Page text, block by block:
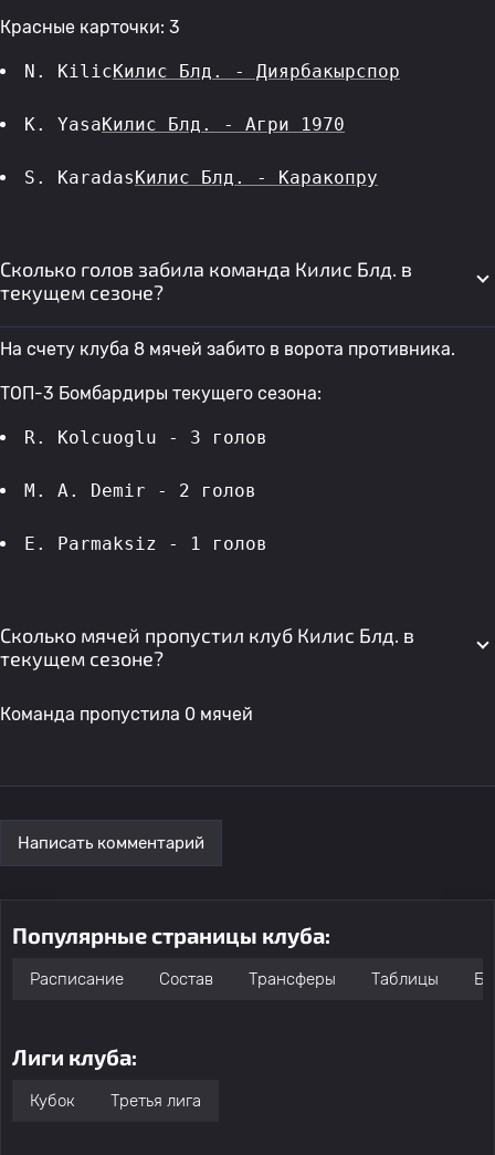
Красные карточки: 3
N. KilicКилис Блд. - Диярбакырспор
K. YasaКилис Блд. - Агри 1970
S. KaradasКилис Блд. - Каракопру
Сколько голов забила команда Килис Блд. в
текущем сезоне?
На счету клуба 8 мячей забито в ворота противника.
ТОП-3 Бомбардиры текущего сезона:
R. Kolcuoglu - 3 голов
M. A. Demir - 2 голов
E. Parmaksiz - 1 голов
Сколько мячей пропустил клуб Килис Блд. в
текущем сезоне?
Команда пропустила 0 мячей
Написать комментарий
Популярные страницы клуба:
Расписание Состав Трансферы Таблицы
Лиги клуба:
Кубок Третья лига